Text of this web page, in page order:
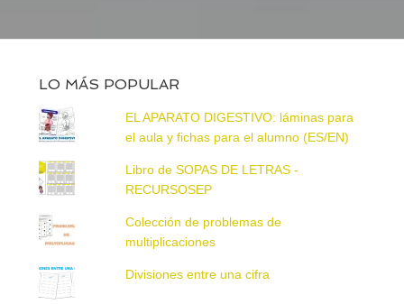
LO MÁS POPULAR
EL APARATO DIGESTIVO: láminas para
el aula y fichas para el alumno (ES/EN)
Libro de SOPAS DE LETRAS -
RECURSOSEP
Colección de problemas de
multiplicaciones
Divisiones entre una cifra